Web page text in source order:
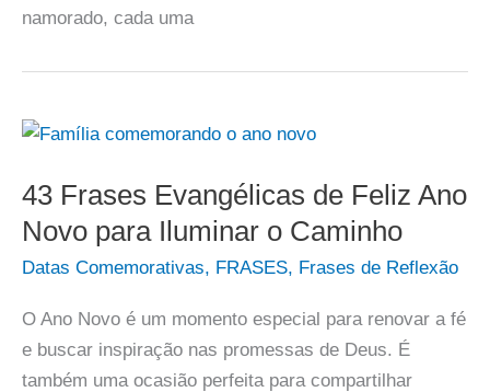
namorado, cada uma
43 Frases Evangélicas de Feliz Ano
Novo para Iluminar o Caminho
Datas Comemorativas, FRASES, Frases de Reflexão
O Ano Novo é um momento especial para renovar a fé
e buscar inspiração nas promessas de Deus. É
também uma ocasião perfeita para compartilhar